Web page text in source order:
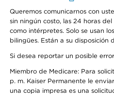
Queremos comunicarnos con
sin ningún costo, las 24 horas
como intérpretes. Solo se usan
bilingües. Están a su
Si desea reportar un posible
Miembro de Medicare: Para
p. m. Kaiser Permanente le
una copia impresa es una